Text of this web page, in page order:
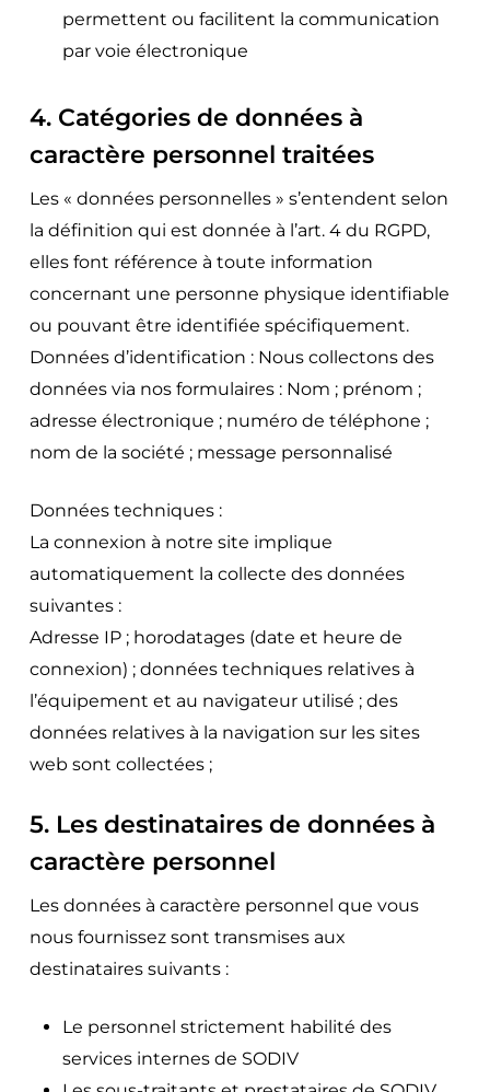
permettent ou facilitent la communication
par voie électronique
4. Catégories de données à
caractère personnel traitées
Les « données personnelles » s’entendent selon
la définition qui est donnée à l’art. 4 du RGPD,
elles font référence à toute information
concernant une personne physique identifiable
ou pouvant être identifiée spécifiquement.
Données d’identification : Nous collectons des
données via nos formulaires : Nom ; prénom ;
adresse électronique ; numéro de téléphone ;
nom de la société ; message personnalisé
Données techniques :
La connexion à notre site implique
automatiquement la collecte des données
suivantes :
Adresse IP ; horodatages (date et heure de
connexion) ; données techniques relatives à
l’équipement et au navigateur utilisé ; des
données relatives à la navigation sur les sites
web sont collectées ;
5. Les destinataires de données à
caractère personnel
Les données à caractère personnel que vous
nous fournissez sont transmises aux
destinataires suivants :
Le personnel strictement habilité des
services internes de SODIV